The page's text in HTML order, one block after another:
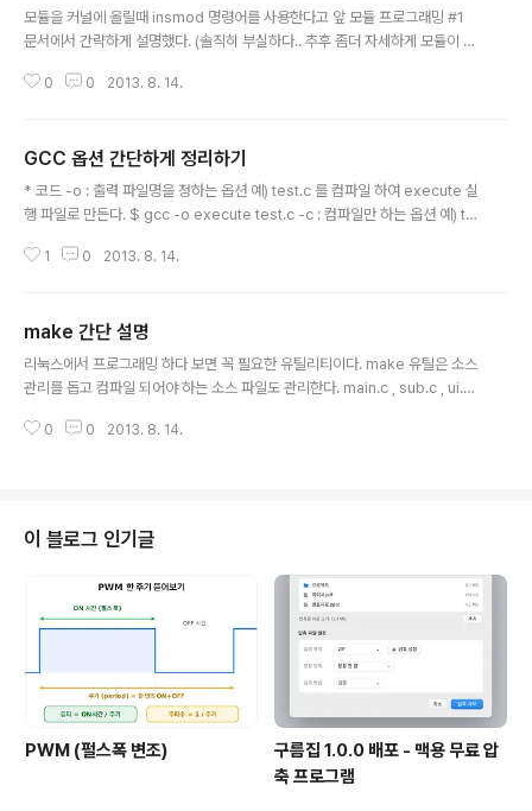
npage 나 이런거 참조하면 사용방법에 대해서 알수 있을것이다. 모듈이 커널
에 올라가게 되면 모듈에서 다른 커널이나 모듈에 제공하는 함수들을 등록한다.
모듈을 커널에 올릴때 insmod 명령어를 사용한다고 앞 모듈 프로그래밍 #1
문서에서 간략하게 설명했다. (솔직히 부실하다.. 추후 좀더 자세하게 모듈이 커
d 명령어가 실행되면 커널은 해당 모듈의 초기화 함수를 호출한다. 또한 rmmo
해준다. 매크로 함수명을 보면 대충 이해갈수 있겠지만 module_init은 초기화
함수, module_exit는 모듈을 커널에서 삭제시 호출된다. static int hello_m
odule_init(void) { printk(..
0 0 2013. 8. 14.
GCC 옵션 간단하게 정리하기
* 코드 -o : 출력 파일명을 정하는 옵션 예) test.c 를 컴파일 하여 execute 실
행 파일로 만든다. $ gcc -o execute test.c -c : 컴파일만 하는 옵션 예) te
서 include 하는 헤더의 위치를 지정한다. 예) 위 소스에서 lib.h 파일이 /hom
소스에서 libtest.a 파일이 /home/test/lib 에 존재 시 $ gcc –o execute t
est.c –I/h..
1 0 2013. 8. 14.
make 간단 설명
리눅스에서 프로그래밍 하다 보면 꼭 필요한 유틸리티이다. make 유틸은 소스
관리를 돕고 컴파일 되어야 하는 소스 파일도 관리한다. main.c , sub.c , ui.c t
렇게 컴파일 한다. 이걸 일일이 타이핑 하던지 쉘 스크립트로 구성해서 할 수 있
cc –c main.c sub.o: sub.c gcc ..
0 0 2013. 8. 14.
이 블로그 인기글
PWM (펄스폭 변조)
구름집 1.0.0 배포 - 맥용 무료 압
축 프로그램